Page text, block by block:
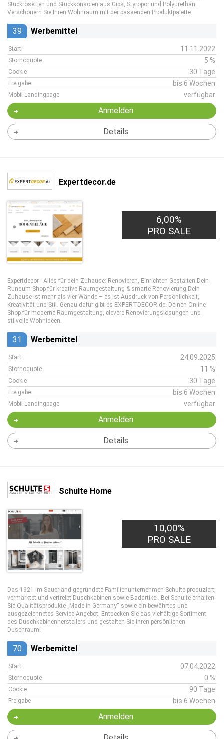
Stuckrosetten und Stuckkonsolen aus Gips, Styropor und Polyurethan.
Verschönern Sie Ihren Wohnraum mit der passenden Produktpalette.
39 Werbemittel
Start 11.11.2022
Stornoquote 5 %
Cookie 30 Tage
Freigabe bis 6 Wochen
Mobil-Landingpage verfügbar
Anmelden
Details
Expertdecor.de
6,00%
PRO SALE
Expertdecor - Alles für dein Zuhause: Renovieren, Einrichten Gestalten.Dein
Rundum-Shop für kreative Raumgestaltung & smarte Renovierung.Dein
Zuhause ist mehr als vier Wände – es ist Ausdruck von Persönlichkeit,
Kreativität und Stil. Genau dafür gibt es EXPERTDECOR.de: Deinen Online-
Shop für moderne Raumgestaltung, clevere Renovierungslösungen und
stilvolle Wohnideen.
31 Werbemittel
Start 24.09.2025
Stornoquote 11 %
Cookie 30 Tage
Freigabe bis 6 Wochen
Mobil-Landingpage verfügbar
Anmelden
Details
Schulte Home
10,00%
PRO SALE
Das 1921 im Sauerland gegründete Familienunternehmen Schulte produziert,
vermarktet und vertreibt Duschkabinen sowie Badartikel. Bei Schulte erhalten
Sie Qualitätsprodukte „Made in Germany“ sowie ein bewährtes und
ausgezeichnetes Service-Angebot. Entdecken Sie das vielfältige Sortiment
des Duschkabinenherstellers und gestalten Sie Ihren persönlichen
Duschraum!
70 Werbemittel
Start 07.04.2022
Stornoquote 0 %
Cookie 90 Tage
Freigabe bis 6 Wochen
Anmelden